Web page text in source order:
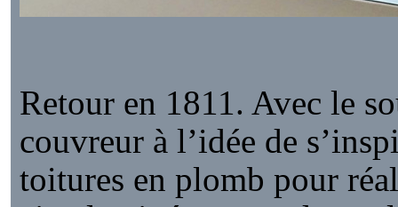
Retour en 1811. Avec le
couvreur à l’idée de
toitures en plomb pour